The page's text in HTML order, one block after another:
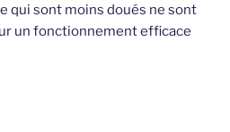
qui sont moins doués ne sont
un fonctionnement efficace